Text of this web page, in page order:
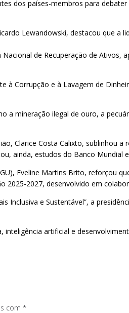
dos países-membros para
Lewandowski, destacou que
de Recuperação de
Corrupção e à Lavagem de
mineração ilegal de ouro, a
Clarice Costa Calixto, sublinhou
ainda, estudos do Banco
Eveline Martins Brito, reforçou
2027, desenvolvido em
Inclusiva e Sustentável”, a
artificial e
com *